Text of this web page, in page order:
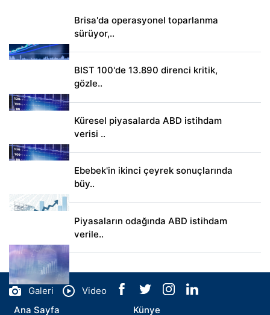
Brisa'da operasyonel toparlanma
sürüyor,..
BIST 100'de 13.890 direnci kritik,
gözle..
Küresel piyasalarda ABD istihdam
verisi ..
Ebebek'in ikinci çeyrek sonuçlarında
büy..
Piyasaların odağında ABD istihdam
verile..
Galeri
Video
Ana Sayfa
Künye